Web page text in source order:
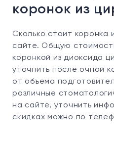
коронок из
Сколько стоит коронка
сайте. Общую
коронкой из диоксида
уточнить после очной
от объема
различные
на сайте, уточнить
скидках можно по